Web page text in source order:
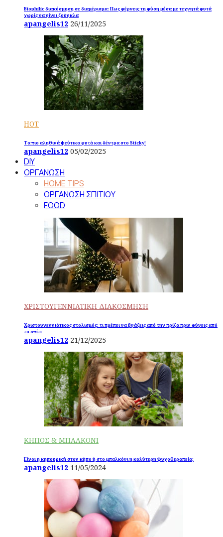
Biophilic διακόσμηση σε διαμέρισμα: Πως φέρνεις τη φύση μέσα με τεχνητά φυτά
χωρίς να γίνει ζούγκλα
apangelis12 26/11/2025
HOT
Τα πιο αληθινά ψεύτικα φυτά και δέντρα στο Sticky!
apangelis12 05/02/2025
DIY
ΟΡΓΑΝΩΣΗ
HOME TIPS
ΟΡΓΑΝΩΣΗ ΣΠΙΤΙΟΥ
FOOD
ΧΡΙΣΤΟΥΓΕΝΝΙΑΤΙΚΗ ΔΙΑΚΟΣΜΗΣΗ
Χριστουγεννιάτικος στολισμός: τι πρέπει να βγάζεις από την πρίζα πριν φύγεις από
το σπίτι
apangelis12 21/12/2025
ΚΗΠΟΣ & ΜΠΑΛΚΟΝΙ
Είναι η κηπουρική στον κήπο ή στο μπαλκόνι η καλύτερη ψυχοθεραπεία;
apangelis12 11/05/2024